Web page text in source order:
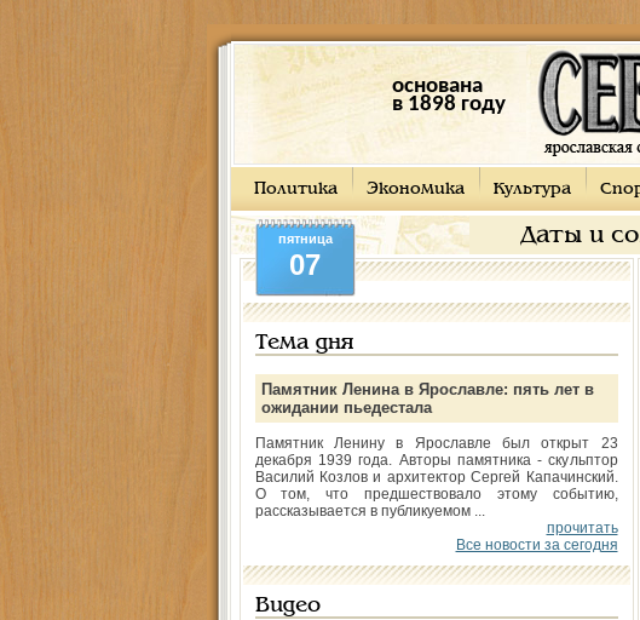
основана
в 1898 году
Политика Экономика Культура
Даты и
пятница
07
Тема дня
Памятник Ленина в Ярославле: пять лет в
ожидании пьедестала
Памятник Ленину в Ярославле был открыт 23
декабря 1939 года. Авторы памятника - скульптор
Василий Козлов и архитектор Сергей Капачинский.
О том, что предшествовало этому событию,
рассказывается в публикуемом ...
прочитать
Все новости за сегодня
Видео